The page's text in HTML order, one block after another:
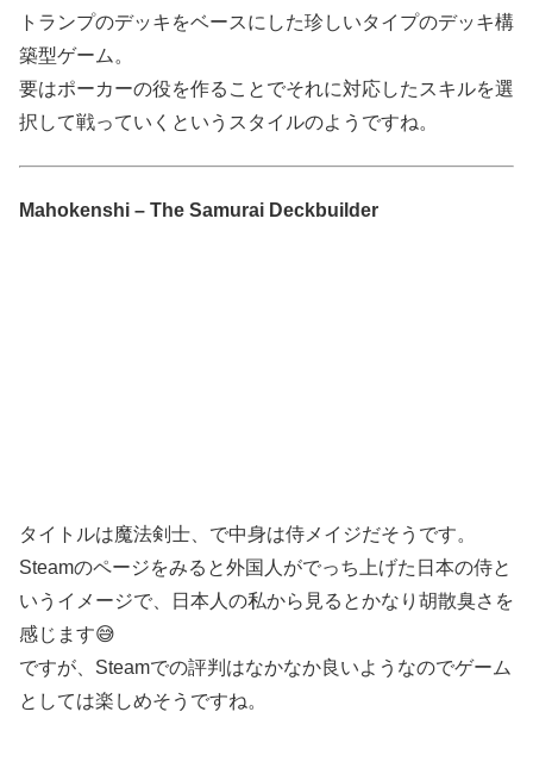
トランプのデッキをベースにした珍しいタイプのデッキ構
築型ゲーム。
要はポーカーの役を作ることでそれに対応したスキルを選
択して戦っていくというスタイルのようですね。
Mahokenshi – The Samurai Deckbuilder
タイトルは魔法剣士、で中身は侍メイジだそうです。
Steamのページをみると外国人がでっち上げた日本の侍と
いうイメージで、日本人の私から見るとかなり胡散臭さを
感じます😅
ですが、Steamでの評判はなかなか良いようなのでゲーム
としては楽しめそうですね。